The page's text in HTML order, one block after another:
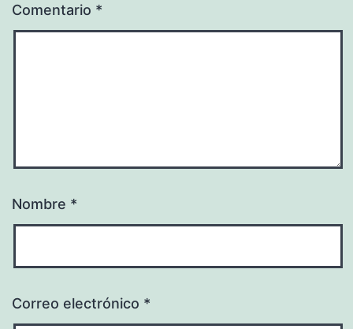
Comentario *
Nombre *
Correo electrónico *